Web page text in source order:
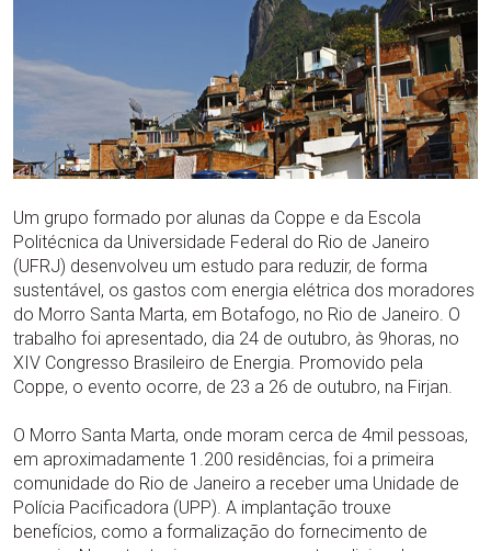
Um grupo formado por alunas da Coppe e da Escola
Politécnica da Universidade Federal do Rio de Janeiro
(UFRJ) desenvolveu um estudo para reduzir, de forma
sustentável, os gastos com energia elétrica dos moradores
do Morro Santa Marta, em Botafogo, no Rio de Janeiro. O
trabalho foi apresentado, dia 24 de outubro, às 9horas, no
XIV Congresso Brasileiro de Energia. Promovido pela
Coppe, o evento ocorre, de 23 a 26 de outubro, na Firjan.
O Morro Santa Marta, onde moram cerca de 4mil pessoas,
em aproximadamente 1.200 residências, foi a primeira
comunidade do Rio de Janeiro a receber uma Unidade de
Polícia Pacificadora (UPP). A implantação trouxe
benefícios, como a formalização do fornecimento de